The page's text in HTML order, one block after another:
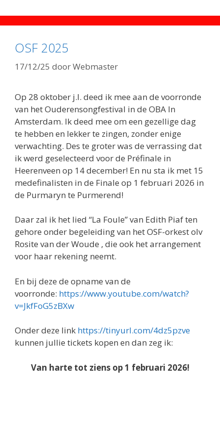
OSF 2025
17/12/25 doorWebmaster
Op 28 oktober j.l. deed ik mee aan de voorronde
van het Ouderensongfestival in de OBA In
Amsterdam. Ik deed mee om een gezellige dag
te hebben en lekker te zingen, zonder enige
verwachting. Des te groter was de verrassing dat
ik werd geselecteerd voor de Préfinale in
Heerenveen op 14 december! En nu sta ik met 15
medefinalisten in de Finale op 1 februari 2026 in
de Purmaryn te Purmerend!
Daar zal ik het lied “La Foule” van Edith Piaf ten
gehore onder begeleiding van het OSF-orkest olv
Rosite van der Woude , die ook het arrangement
voor haar rekening neemt.
En bij deze de opname van de
voorronde: https://www.youtube.com/watch?
v=JkfFoG5zBXw
Onder deze link https://tinyurl.com/4dz5pzve
kunnen jullie tickets kopen en dan zeg ik:
Van harte tot ziens op 1 februari 2026!